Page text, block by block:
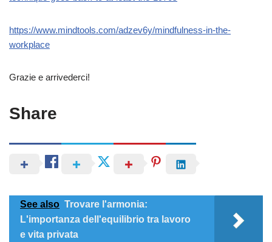
https://www.mindtools.com/adzev6y/mindfulness-in-the-
workplace
Grazie e arrivederci!
Share
See also Trovare l'armonia:
L'importanza dell'equilibrio tra lavoro
e vita privata